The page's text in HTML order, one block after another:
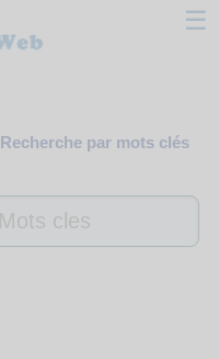
☰
Recherche par mots clés